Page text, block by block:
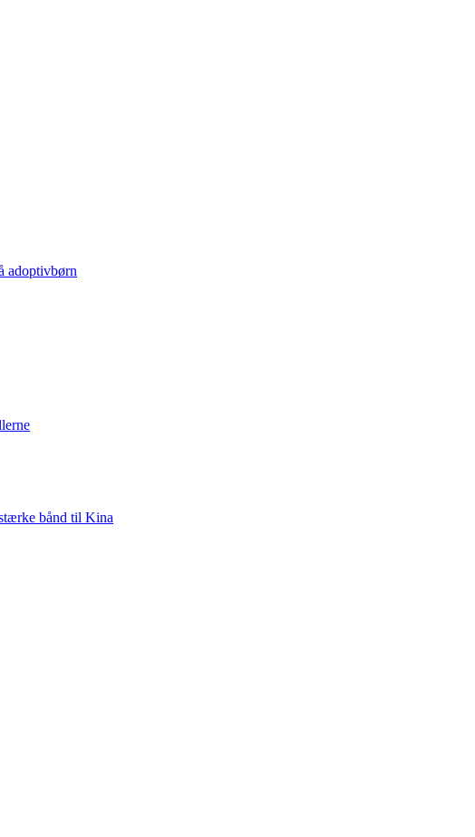
adoptivbørn
bånd til Kina